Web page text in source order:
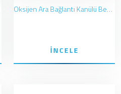
Oksijen Ara Bağlantı Kanülü Beyaz
İNCELE